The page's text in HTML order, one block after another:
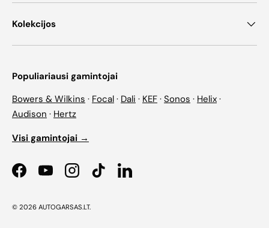
Kolekcijos
Populiariausi gamintojai
Bowers & Wilkins · Focal · Dali · KEF · Sonos · Helix ·
Audison · Hertz
Visi gamintojai →
FacebookYouTubeInstagramTikTokLinkedIn
© 2026 AUTOGARSAS.LT.